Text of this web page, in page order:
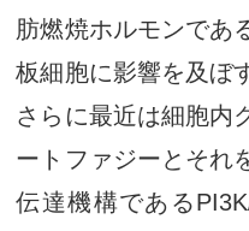
肪燃焼ホルモンであ
板細胞に影響を及ぼ
さらに最近は細胞内
ートファジーとそれ
伝達機構である